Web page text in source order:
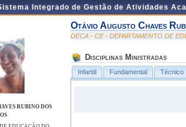
Integrado de Gestão de Atividades
RUBINO DOS
Otávio Augusto Chaves
DECA - CE - DEPARTAMENTO DE
Disciplinas Ministradas
Infantil Fundamental Técnico